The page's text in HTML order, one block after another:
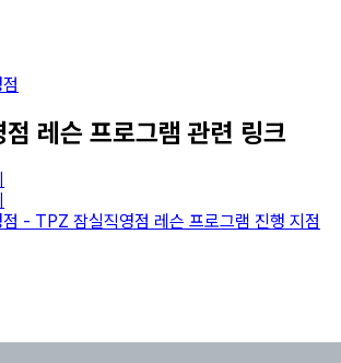
레슨 프로그램 관련 링크
- TPZ 잠실직영점 레슨 프로그램 진행 지점